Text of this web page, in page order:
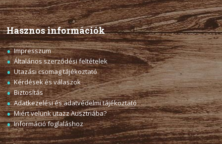
Hasznos információk
Impresszum
Általános szerződési feltételek
Utazási csomag tájékoztató
Kérdések és válaszok
Biztosítás
Adatkezelési és adatvédelmi tájékoztató
Miért velünk utazz Ausztriába?
Információ foglaláshoz